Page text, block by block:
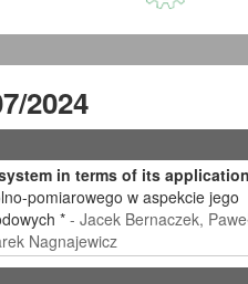
2024
in terms of its
pomiarowego w aspekcie jego
*- Jacek Bernaczek,
Nagnajewicz